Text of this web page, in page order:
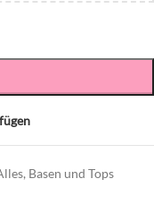
, Basen und Tops